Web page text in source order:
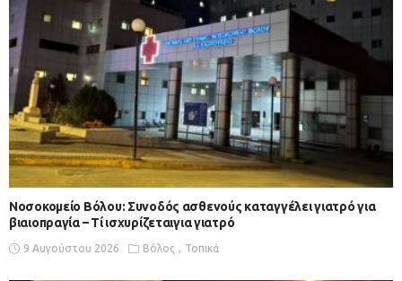
Νοσοκομείο Βόλου: Συνοδός ασθενούς καταγγέλει γιατρό για
βιαιοπραγία – Τί ισχυρίζεταιγια γιατρό
9 Αυγούστου 2026 Βόλος Τοπικά